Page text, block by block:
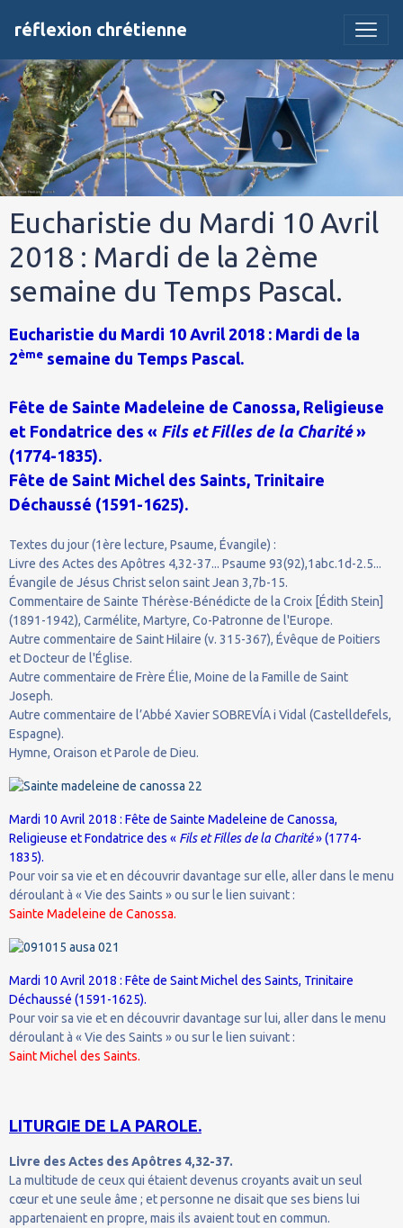
réflexion chrétienne
Eucharistie du Mardi 10 Avril
2018 : Mardi de la 2ème
semaine du Temps Pascal.
Eucharistie du Mardi 10 Avril 2018 : Mardi de la
2ème semaine du Temps Pascal.
Fête de Sainte Madeleine de Canossa, Religieuse
et Fondatrice des « Fils et Filles de la Charité»
(1774-1835).
Fête de Saint Michel des Saints, Trinitaire
Déchaussé (1591-1625).
Textes du jour (1ère lecture, Psaume, Évangile) :
Livre des Actes des Apôtres 4,32-37... Psaume 93(92),1abc.1d-2.5...
Évangile de Jésus Christ selon saint Jean 3,7b-15.
Commentaire de Sainte Thérèse-Bénédicte de la Croix [Édith Stein]
(1891-1942), Carmélite, Martyre, Co-Patronne de l'Europe.
Autre commentaire de Saint Hilaire (v. 315-367), Évêque de Poitiers
et Docteur de l'Église.
Autre commentaire de Frère Élie, Moine de la Famille de Saint
Joseph.
Autre commentaire de l’Abbé Xavier SOBREVÍA i Vidal (Castelldefels,
Espagne).
Hymne, Oraison et Parole de Dieu.
Mardi 10 Avril 2018 : Fête de Sainte Madeleine de Canossa,
Religieuse et Fondatrice des « Fils et Filles de la Charité» (1774-
1835).
Pour voir sa vie et en découvrir davantage sur elle, aller dans le menu
déroulant à « Vie des Saints » ou sur le lien suivant :
Sainte Madeleine de Canossa.
Mardi 10 Avril 2018 : Fête de Saint Michel des Saints, Trinitaire
Déchaussé (1591-1625).
Pour voir sa vie et en découvrir davantage sur lui, aller dans le menu
déroulant à « Vie des Saints » ou sur le lien suivant :
Saint Michel des Saints.
LITURGIE DE LA PAROLE.
Livre des Actes des Apôtres 4,32-37.
La multitude de ceux qui étaient devenus croyants avait un seul
cœur et une seule âme ; et personne ne disait que ses biens lui
appartenaient en propre, mais ils avaient tout en commun.